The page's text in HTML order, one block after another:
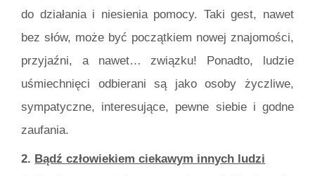
do działania i niesienia pomocy. Taki gest, nawet
bez słów, może być początkiem nowej znajomości,
przyjaźni, a nawet… związku! Ponadto, ludzie
uśmiechnięci odbierani są jako osoby życzliwe,
sympatyczne, interesujące, pewne siebie i godne
zaufania.
2. Bądź człowiekiem ciekawym innych ludzi